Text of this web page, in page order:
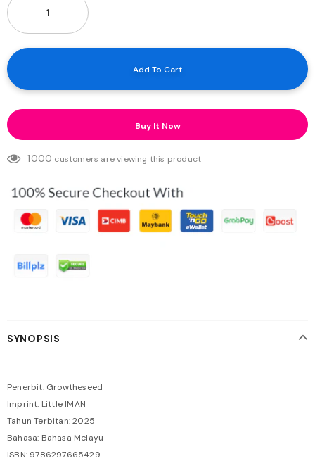
Buy It Now
1000 customers are viewing this product
SYNOPSIS
Penerbit: Growtheseed
Imprint: Little IMAN
Tahun Terbitan: 2025
Bahasa: Bahasa Melayu
ISBN: 9786297665429